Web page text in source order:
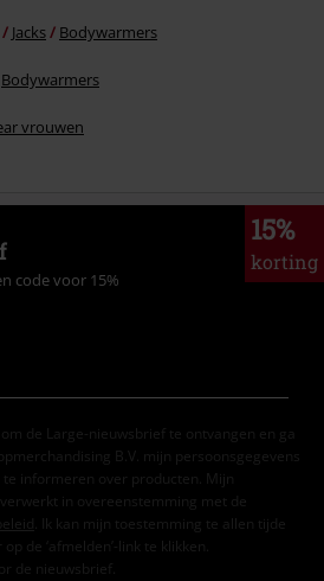
Jacks Bodywarmers
Bodywarmers
vrouwen
15%
korting
code voor 15%
de Large-nieuwsbrief te ontvangen en ga
B.V. mijn persoonsgegevens
informeren over producten. Mijn
in overeenstemming met de
. Ik kan mijn toestemming te allen tijde
de ‘afmelden’-link te klikken.
de nieuwsbrief.